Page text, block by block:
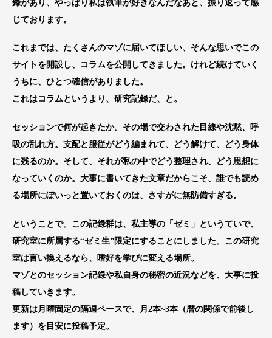
録があり、やっぱり私は執筆が好きなんだなあと、振り返って感
じております。
これまでは、たくさんのマゾに届いてほしい、そんな思いでこの
サイトを開設し、コラムを公開してきました。けれど続けていく
うちに、ひとつ確信がありました。
これはコラムというより、研究記録だ、と。
セッションで何が起きたか。その場で交わされた目線や沈黙、呼
吸の乱れ方。支配と服従がどう編まれて、どう解けて、どう身体
に残るのか。そして、それが私の中でどう整理され、どう思想に
なっていくのか。大事に書いてきた文章だからこそ、誰でも読め
る場所にぽいっと置いておくのは、さすがに無防備すぎる。
ということで。この記録群は、私主導の「ゼミ」というていで、
研究室に所属する“ゼミ生”限定にすることにしました。この研究
室は言い換えるなら、嗜好を学びに変える場所。
マゾとのセッション記録や私自身の秘密の近況などを、大事に投
稿していきます。
更新は月曜固定の隔週ペースで、月2本~3本（暦の関係で前後し
ます）を目安に投稿予定。